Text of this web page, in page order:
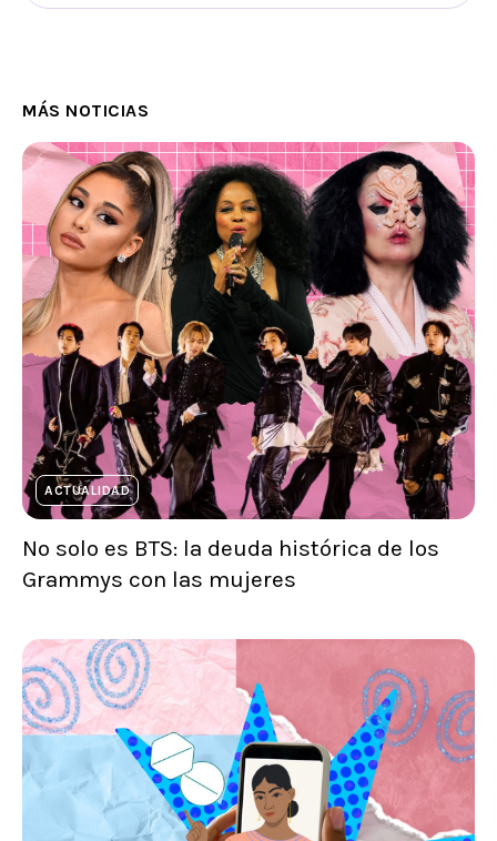
MÁS NOTICIAS
ACTUALIDAD
No solo es BTS: la deuda histórica de los
Grammys con las mujeres